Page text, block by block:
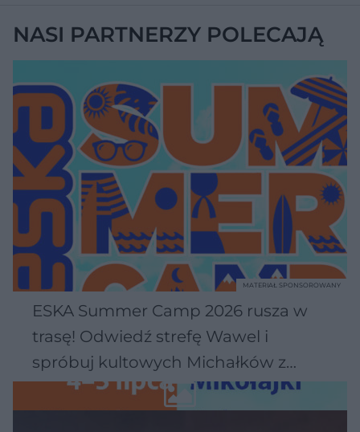
NASI PARTNERZY POLECAJĄ
ESKA Summer Camp 2026 rusza w
trasę! Odwiedź strefę Wawel i
spróbuj kultowych Michałków z
Wawelu
MATERIAŁ SPONSOROWANY